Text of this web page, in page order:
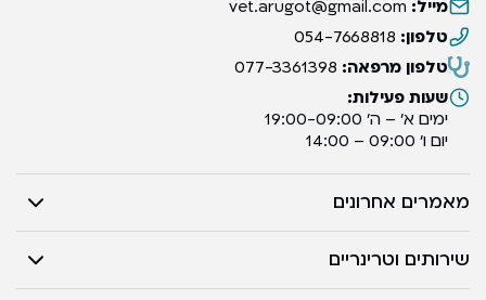
מייל: vet.arugot@gmail.com
טלפון: 054-7668818
טלפון מרפאה: 077-3361398
שעות פעילות:
ימים א’ – ה’ 19:00-09:00
יום ו’ 09:00 – 14:00
מאמרים אחרונים
שירותים וטרינריים